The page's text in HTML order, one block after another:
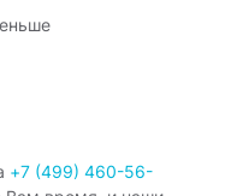
+7 (499) 460-56-